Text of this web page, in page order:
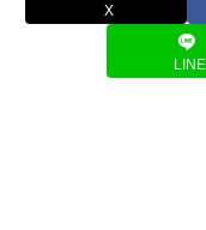
X
LINE